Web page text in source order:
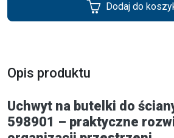
Dodaj do
Opis produktu
Uchwyt na butelki do
598901 – praktyczne